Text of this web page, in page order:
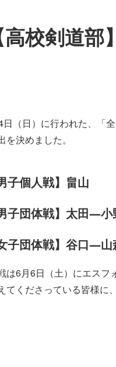
高校剣道
（日）に行われた、「
を決めました。
子個人戦】畠山
男子団体戦】太田―
女子団体戦】谷口―
は6月6日（土）にエスフ
てくださっている皆様に